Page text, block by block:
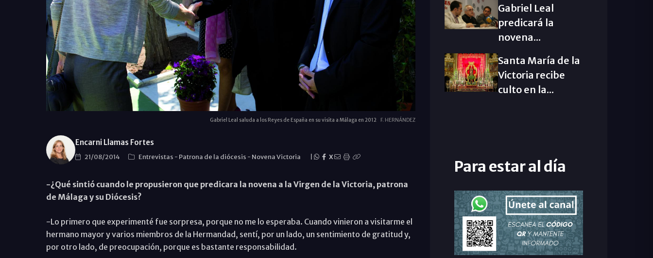
Gabriel Leal saluda a los Reyes de España en su visita a Málaga en 2012 F. HERNÁNDEZ
Encarni Llamas Fortes
21/08/2014 Entrevistas - Patrona de la diócesis - Novena Victoria X
-¿Qué sintió cuando le propusieron que predicara la novena a la Virgen de la Victoria, patrona
de Málaga y su Diócesis?
-Lo primero que experimenté fue sorpresa, porque no me lo esperaba. Cuando vinieron a visitarme el
hermano mayor y varios miembros de la Hermandad, sentí, por un lado, un sentimiento de gratitud y,
por otro lado, de preocupación, porque es bastante responsabilidad.
Gabriel Leal
predicará la
novena...
Santa María de la
Victoria recibe
culto en la...
Para estar al día